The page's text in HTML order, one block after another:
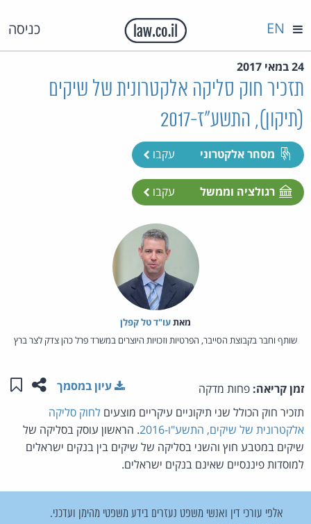
כניסה EN
24 במאי 2017
תזכיר חוק סליקה אלקטרונית של שיקים
(תיקון), התשע"ז-2017
מסחר אלקטרוני עקבו
רגולציה וממשל עקבו
מאת‏עו"ד טל קפלן
שותף וחבר בקבוצת הסייבר, הפרטיות וזכויות היוצרים במשרד פרל כהן צדק לצר ברץ
זמן קריאה: פחות מדקה שתפו
עיון במסמך
תזכיר חוק הכולל שני תיקוניים עיקריים מוצעים לחוק סליקה
אלקטרונית של שיקים, התשע"ו-2016
. הראשון עוסק בסליקה של
שיקים במטבע חוץ והשני בסליקה של שיקים בין בנקים ישראלים
למוסדות פיננסיים שאינם בנקים ישראלים.
אלפי עורכי דין ואנשי משפט נעזרים בידע משפטי מהימן ועדכני.